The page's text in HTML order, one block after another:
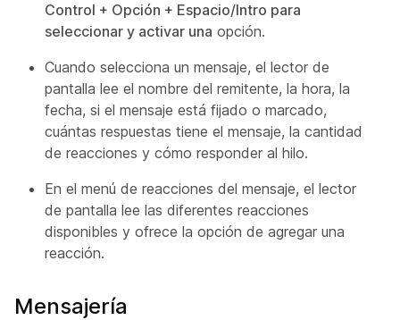
Control + Opción + Espacio/Intro para
seleccionar y activar una opción.
Cuando selecciona un mensaje, el lector de
pantalla lee el nombre del remitente, la hora, la
fecha, si el mensaje está fijado o marcado,
cuántas respuestas tiene el mensaje, la cantidad
de reacciones y cómo responder al hilo.
En el menú de reacciones del mensaje, el lector
de pantalla lee las diferentes reacciones
disponibles y ofrece la opción de agregar una
reacción.
Mensajería